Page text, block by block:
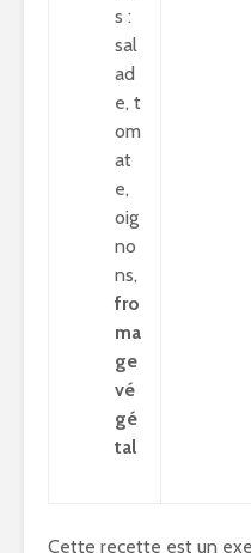
s :
sal
ad
e, t
om
at
e,
oig
no
ns,
fro
ma
ge
vé
gé
tal
Cette recette est un